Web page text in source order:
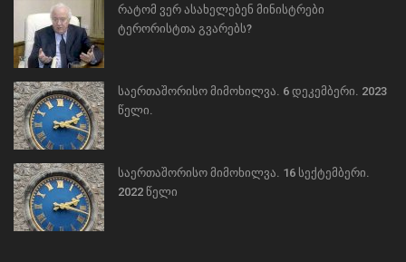
რატომ ვერ ასახელებენ მინისტრები
ტერორისტთა გვარებს?
საერთაშორისო მიმოხილვა. 6 დეკემბერი. 2023
წელი.
საერთაშორისო მიმოხილვა. 16 სექტემბერი.
2022 წელი